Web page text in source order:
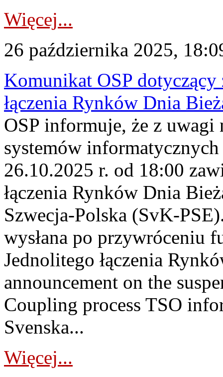
Więcej...
26 października 2025,
Komunikat OSP dotyczący
łączenia Rynków Dnia
OSP informuje, że z uwagi
systemów
26.10.2025 r. od 18:00
łączenia Rynków Dnia
Szwecja-Polska (SvK-
wysłana po przywróceniu
Jednolitego łączenia
announcement on the
Coupling process TSO
Svenska...
Więcej...